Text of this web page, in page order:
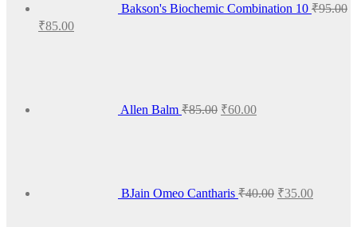
Bakson's Biochemic Combination 10 ₹95.00
Original
₹85.00Current
Allen Balm ₹85.00 ₹60.00
BJain Omeo Cantharis ₹40.00 ₹35.00